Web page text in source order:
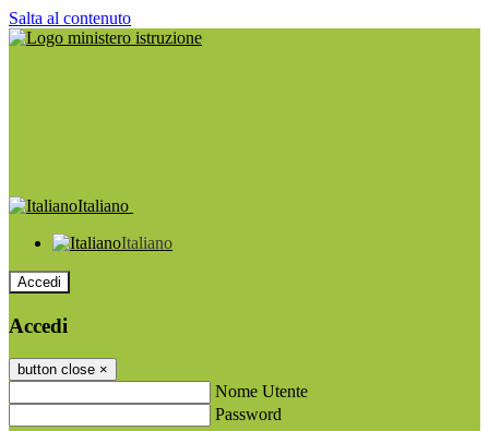
Salta al contenuto
Italiano
Italiano
Accedi
Accedi
button close ×
Nome Utente
Password